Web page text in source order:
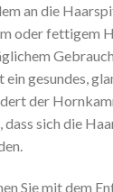
an die
oder fettigem
gesundes,
der
sich die
Sie mit dem